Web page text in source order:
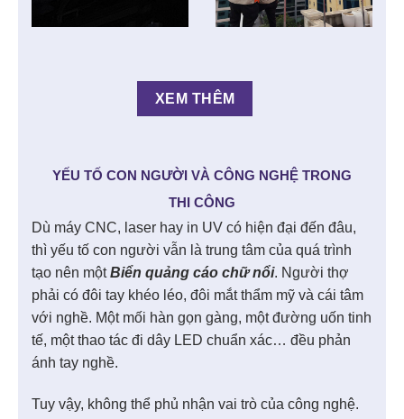
XEM THÊM
YẾU TỐ CON NGƯỜI VÀ CÔNG NGHỆ TRONG
THI CÔNG
Dù máy CNC, laser hay in UV có hiện đại đến đâu,
thì yếu tố con người vẫn là trung tâm của quá trình
tạo nên mộtBiển quảng cáo chữ nổi. Người thợ
phải có đôi tay khéo léo, đôi mắt thẩm mỹ và cái tâm
với nghề. Một mối hàn gọn gàng, một đường uốn tinh
tế, một thao tác đi dây LED chuẩn xác… đều phản
ánh tay nghề.
Tuy vậy, không thể phủ nhận vai trò của công nghệ.